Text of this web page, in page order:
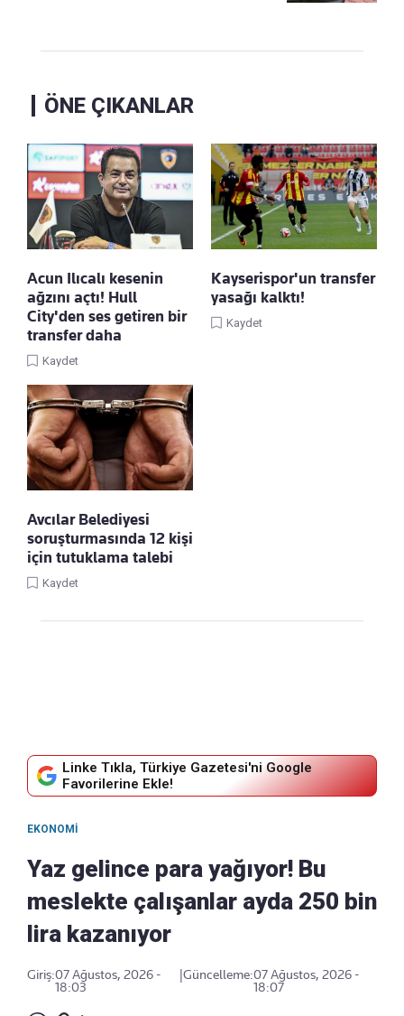
ÖNE ÇIKANLAR
Acun Ilıcalı kesenin
ağzını açtı! Hull
City'den ses getiren bir
transfer daha
Kaydet
Kayserispor'un transfer
yasağı kalktı!
Kaydet
Avcılar Belediyesi
soruşturmasında 12 kişi
için tutuklama talebi
Kaydet
Linke Tıkla, Türkiye Gazetesi'ni Google
Favorilerine Ekle!
EKONOMI
Yaz gelince para yağıyor! Bu
meslekte çalışanlar ayda 250 bin
lira kazanıyor
Giriş:07 Ağustos, 2026 -
18:03
Güncelleme:07 Ağustos, 2026 -
18:07